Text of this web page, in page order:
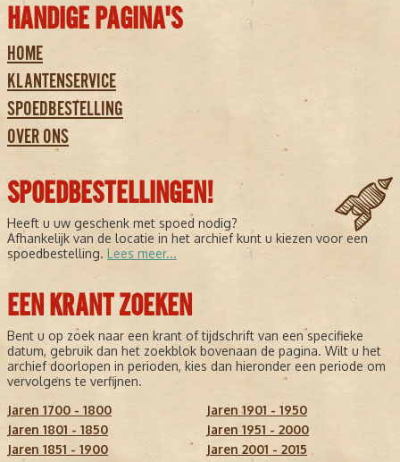
HANDIGE PAGINA'S
HOME
KLANTENSERVICE
SPOEDBESTELLING
OVER ONS
SPOEDBESTELLINGEN!
Heeft u uw geschenk met spoed nodig?
Afhankelijk van de locatie in het archief kunt u kiezen voor een
spoedbestelling. Lees meer...
EEN KRANT ZOEKEN
Bent u op zoek naar een krant of tijdschrift van een specifieke
datum, gebruik dan het zoekblok bovenaan de pagina. Wilt u het
archief doorlopen in perioden, kies dan hieronder een periode om
vervolgens te verfijnen.
Jaren 1700 - 1800
Jaren 1801 - 1850
Jaren 1851 - 1900
Jaren 1901 - 1950
Jaren 1951 - 2000
Jaren 2001 - 2015